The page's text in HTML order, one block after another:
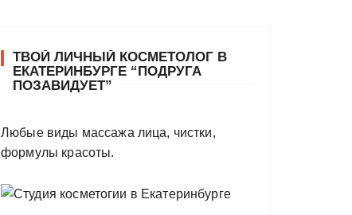
ТВОЙ ЛИЧНЫЙ КОСМЕТОЛОГ В
ЕКАТЕРИНБУРГЕ “ПОДРУГА
ПОЗАВИДУЕТ”
Любые виды массажа лица, чистки,
формулы красоты.